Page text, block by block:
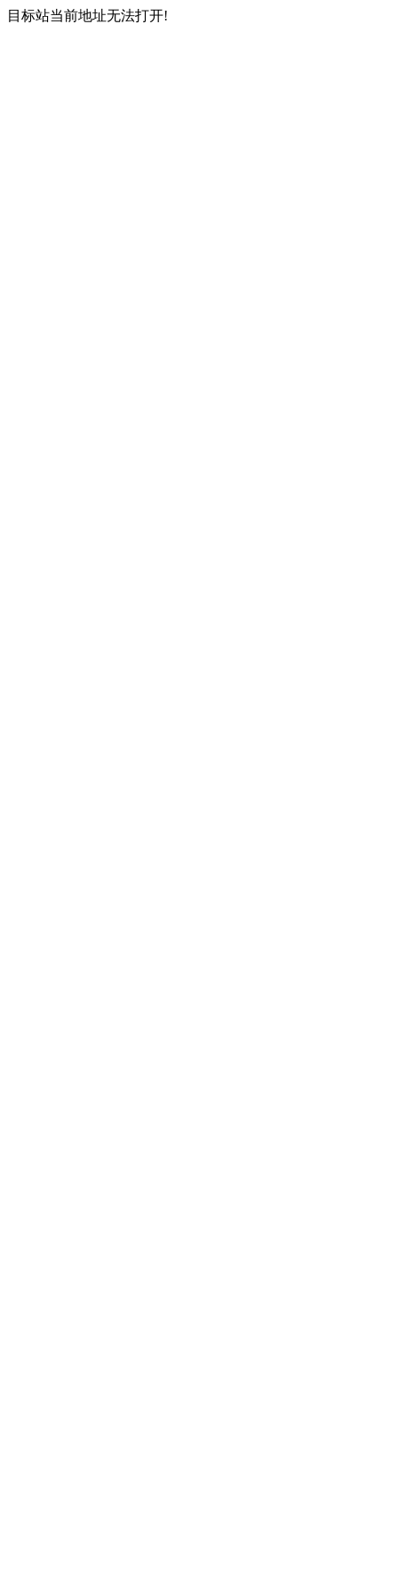
目标站当前地址无法打开!